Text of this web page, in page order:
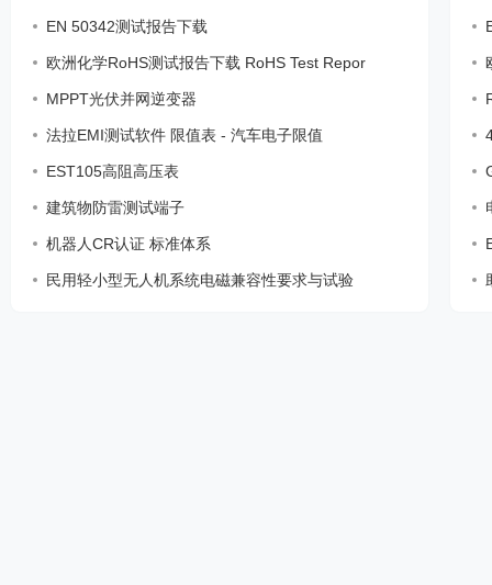
EN 50342测试报告下载
欧洲化学RoHS测试报告下载 RoHS Test Repor
MPPT光伏并网逆变器
法拉EMI测试软件 限值表 - 汽车电子限值
EST105高阻高压表
建筑物防雷测试端子
机器人CR认证 标准体系
民用轻小型无人机系统电磁兼容性要求与试验